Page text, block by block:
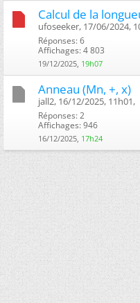
Calcul de la
ufoseeker, 17/06/2024,
Réponses: 6
Affichages: 4 803
19/12/2025, 19h07
Anneau (Mn, +, x)
jall2, 16/12/2025, 11h01, ‎
Réponses: 2
Affichages: 946
16/12/2025, 17h24